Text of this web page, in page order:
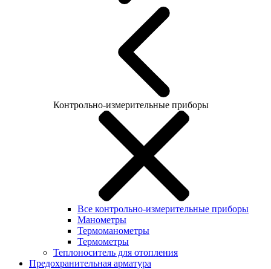
Контрольно-измерительные приборы
Все контрольно-измерительные приборы
Манометры
Термоманометры
Термометры
Теплоноситель для отопления
Предохранительная арматура